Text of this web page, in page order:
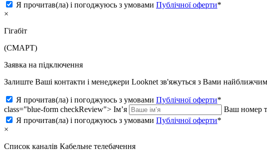
Я прочитав(ла) і погоджуюсь з умовами Публічної оферти*
×
Гігабіт
(СМАРТ)
Заявка на підключення
Залиште Ваші контакти і менеджери Looknet зв'яжуться з Вами
Я прочитав(ла) і погоджуюсь з умовами Публічної оферти*
class="blue-form checkReview"> Ім’я Ваш номер
Я прочитав(ла) і погоджуюсь з умовами Публічної оферти*
×
Список каналів Кабельне телебачення